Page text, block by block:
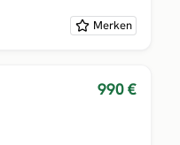
Merken
990 €